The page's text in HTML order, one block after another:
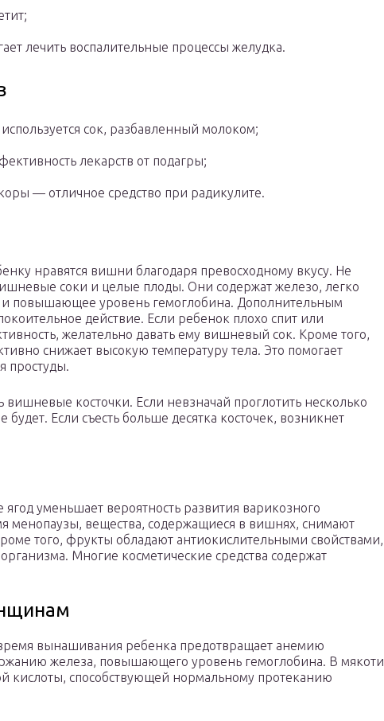
лечить воспалительные процессы желудка.
сок, разбавленный молоком;
лекарств от подагры;
— отличное средство при радикулите.
нравятся вишни благодаря превосходному вкусу. Не
соки и целые плоды. Они содержат железо, легко
и повышающее уровень гемоглобина. Дополнительным
действие. Если ребенок плохо спит или
желательно давать ему вишневый сок. Кроме того,
снижает высокую температуру тела. Это помогает
простуды.
вишневые косточки. Если невзначай проглотить несколько
будет. Если съесть больше десятка косточек, возникнет
уменьшает вероятность развития варикозного
менопаузы, вещества, содержащиеся в вишнях, снимают
того, фрукты обладают антиокислительными свойствами,
Многие косметические средства содержат
вынашивания ребенка предотвращает анемию
железа, повышающего уровень гемоглобина. В мякоти
кислоты, способствующей нормальному протеканию